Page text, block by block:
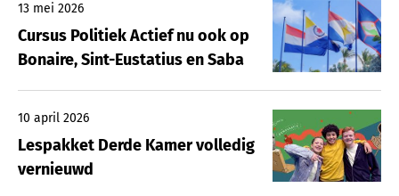
13 mei 2026
Cursus Politiek Actief nu ook op
Bonaire, Sint-Eustatius en Saba
10 april 2026
Lespakket Derde Kamer volledig
vernieuwd